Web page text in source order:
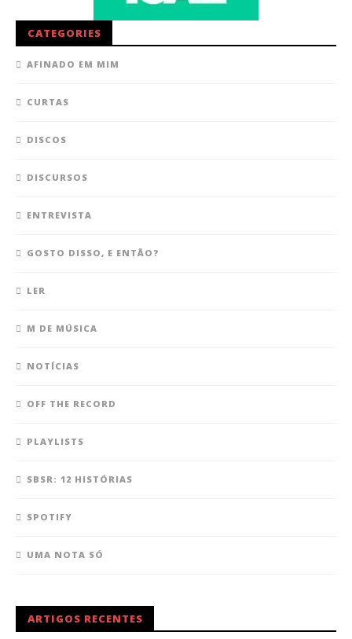
CATEGORIES
AFINADO EM MIM
CURTAS
DISCOS
DISCURSOS
ENTREVISTA
GOSTO DISSO, E ENTÃO?
LER
M DE MÚSICA
NOTÍCIAS
OFF THE RECORD
PLAYLISTS
SBSR: 12 HISTÓRIAS
SPOTIFY
UMA NOTA SÓ
ARTIGOS RECENTES